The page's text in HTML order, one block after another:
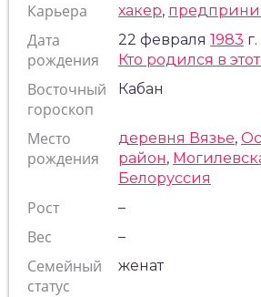
Карьера хакер,
Дата
рождения
22 февраля 1983 г.
Кто родился в
Восточный
гороскоп
Кабан
Место
рождения
деревня Вязье,
район,
Белоруссия
Рост –
Вес –
Семейный
статус
женат